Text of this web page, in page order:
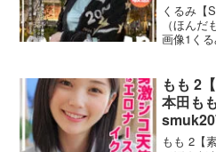
くるみ【
（ほん
画像1く
11収録 : 1
もも 2
本田も
もも 2【